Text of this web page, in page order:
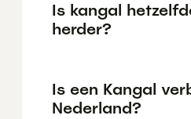
Is kangal
herder?
Is een Kangal
Nederland?